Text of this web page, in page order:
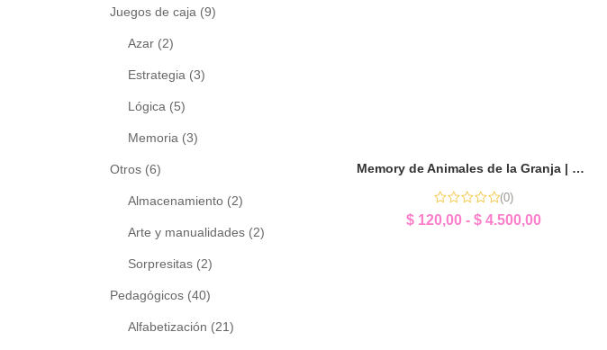
Juegos de caja (9)
Azar (2)
Estrategia (3)
Lógica (5)
Memoria (3)
Otros (6)
Almacenamiento (2)
Arte y manualidades (2)
Sorpresitas (2)
Pedagógicos (40)
Alfabetización (21)
Memory de Animales de la Granja | Sorpresita Educativa
(0)
$120,00 - $4.500,00